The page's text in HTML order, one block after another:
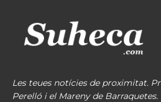
Les teues notícies de proximitat.
Perelló i el Mareny de Barraquetes.